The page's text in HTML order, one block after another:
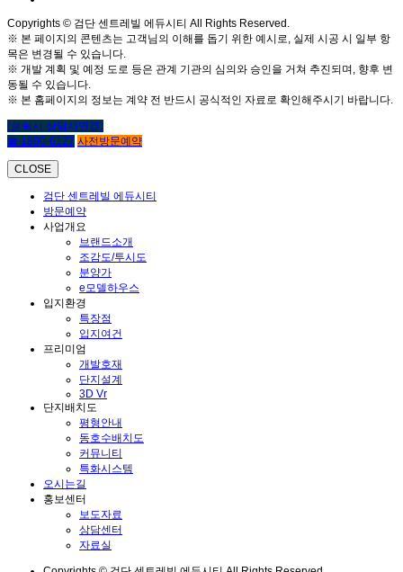
Copyrights © 검단 센트레빌 에듀시티 All Rights Reserved.
※ 본 페이지의 콘텐츠는 고객님의 이해를 돕기 위한 예시로, 실제 시공 시 일부 항
목은 변경될 수 있습니다.
※ 개발 계획 및 예정 도로 등은 관계 기관의 심의와 승인을 거쳐 추진되며, 향후 변
동될 수 있습니다.
※ 본 홈페이지의 정보는 계약 전 반드시 공식적인 자료로 확인해주시기 바랍니다.
(클릭시 상담사연결)
☎ 1800-6127 사전방문예약
CLOSE
검단 센트레빌 에듀시티
방문예약
사업개요
브랜드소개
조감도/투시도
분양가
e모델하우스
입지환경
특장점
입지여건
프리미엄
개발호재
단지설계
3D Vr
단지배치도
평형안내
동호수배치도
커뮤니티
특화시스템
오시는길
홍보센터
보도자료
상담센터
자료실